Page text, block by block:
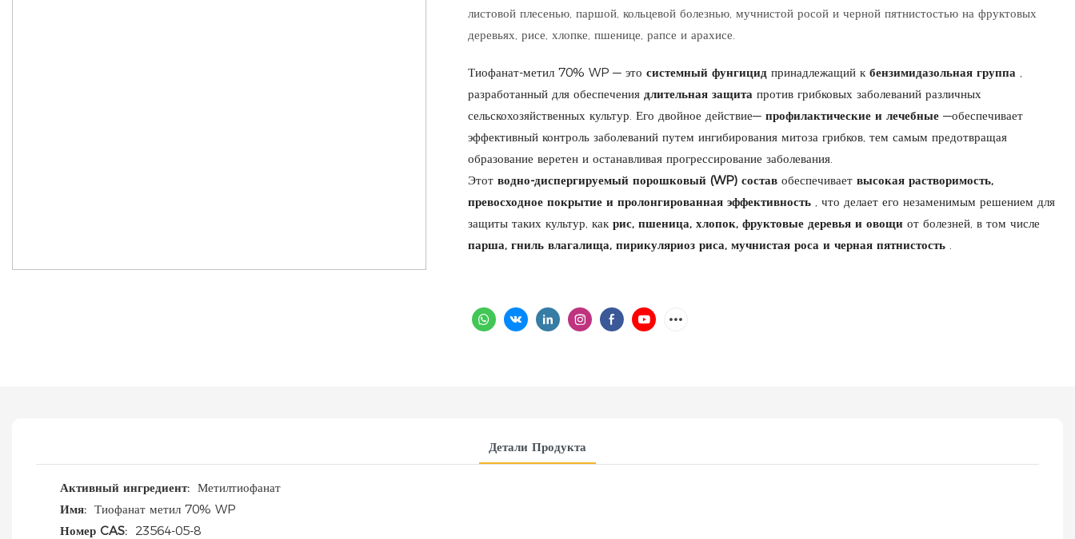
листовой плесенью, паршой, кольцевой болезнью, мучнистой росой и черной пятнистостью на фруктовых
деревьях, рисе, хлопке, пшенице, рапсе и арахисе.
Тиофанат-метил 70% WP — это системный фунгицид принадлежащий к бензимидазольная группа
разработанный для обеспечения длительная защита против грибковых заболеваний различных
сельскохозяйственных культур. Его двойное действие— профилактические и лечебные —обеспечивает
эффективный контроль заболеваний путем ингибирования митоза грибков, тем самым предотвращая
образование веретен и останавливая прогрессирование заболевания.
Этот водно-диспергируемый порошковый (WP) состав обеспечивает высокая растворимость,
превосходное покрытие и пролонгированная эффективность
, что делает его незаменимым решением для
защиты таких культур, как рис, пшеница, хлопок, фруктовые деревья и овощи от болезней, в том числе
парша, гниль влагалища, пирикуляриоз риса, мучнистая роса и черная пятнистость
Детали Продукта
Активный ингредиент: Метилтиофанат
Имя: Тиофанат метил 70% WP
Номер CAS: 23564-05-8